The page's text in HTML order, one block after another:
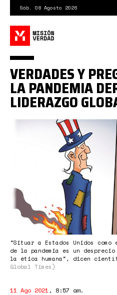
contenido
principal
Sáb. 08 Agosto 2026
"Situar a Estados Unidos
de la pandemia es un
la ética humana", dicen
Global Times)
VERDADES Y
LA PANDEMIA
LIDERAZGO
11 Ago 2021, 8:57 am.